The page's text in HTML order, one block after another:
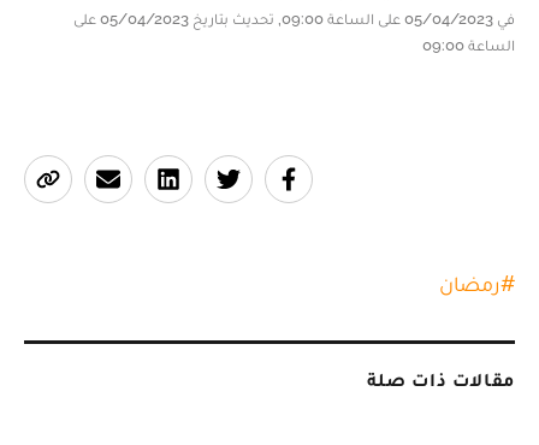
في 05/04/2023 على الساعة 09:00, تحديث بتاريخ 05/04/2023 على
الساعة 09:00
#رمضان
مقالات ذات صلة